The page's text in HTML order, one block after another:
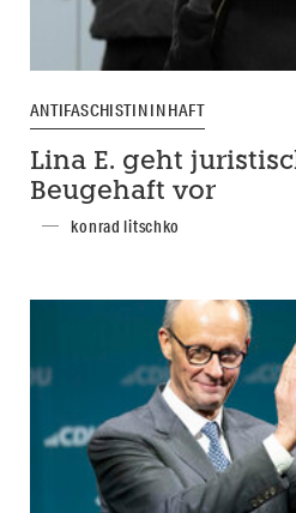
ANTIFASCHISTIN IN HAFT
Lina E. geht
Beugehaft vor
konrad litschko